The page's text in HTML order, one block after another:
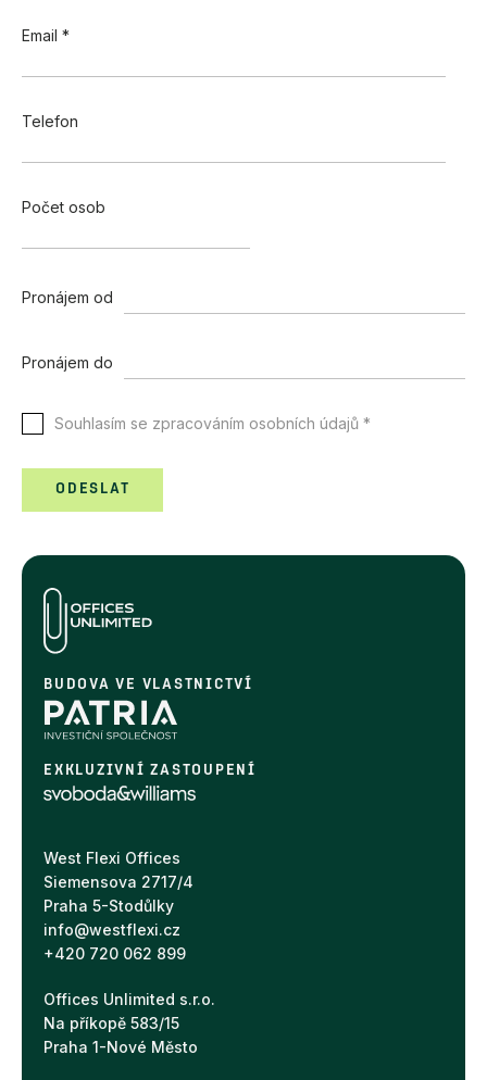
Email *
Telefon
Počet osob
Pronájem od
Pronájem do
Souhlasím se zpracováním osobních údajů *
BUDOVA VE VLASTNICTVÍ
EXKLUZIVNÍ ZASTOUPENÍ
West Flexi Offices
Siemensova 2717/4
Praha 5-Stodůlky
info@westflexi.cz
+420 720 062 899
Offices Unlimited s.r.o.
Na příkopě 583/15
Praha 1-Nové Město